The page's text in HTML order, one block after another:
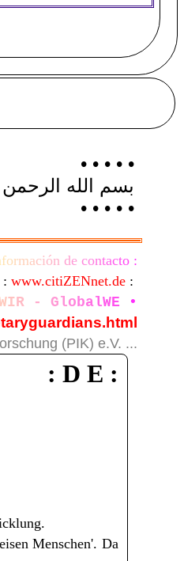
• • • • •
بسم الله الرحمن
• • • • •
formación de contacto :
www.citiZENnet.de :
IR - GlobalWE •
(PIK) e.V. ...
: D E :
Menschen'. Da